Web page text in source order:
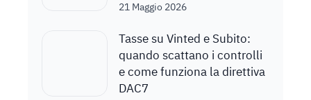
21 Maggio 2026
Tasse su Vinted e Subito:
quando scattano i controlli
e come funziona la direttiva
DAC7